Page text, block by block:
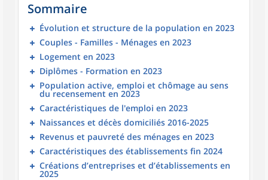
Sommaire
Évolution et structure de la population en 2023
Couples - Familles - Ménages en 2023
Logement en 2023
Diplômes - Formation en 2023
Population active, emploi et chômage au sens
du recensement en 2023
Caractéristiques de l'emploi en 2023
Naissances et décès domiciliés 2016-2025
Revenus et pauvreté des ménages en 2023
Caractéristiques des établissements fin 2024
Créations d’entreprises et d’établissements en
2025